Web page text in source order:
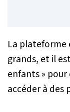
La
grands, et il
enfants » pour
accéder à des